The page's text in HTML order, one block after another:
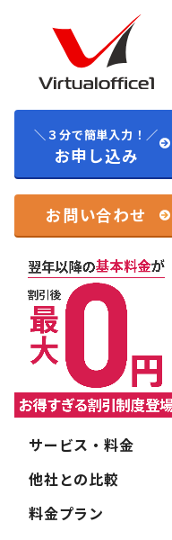
＼３分で簡単入力！／
お申し込み
お問い合わせ
サービス・料金
他社との比較
料金プラン